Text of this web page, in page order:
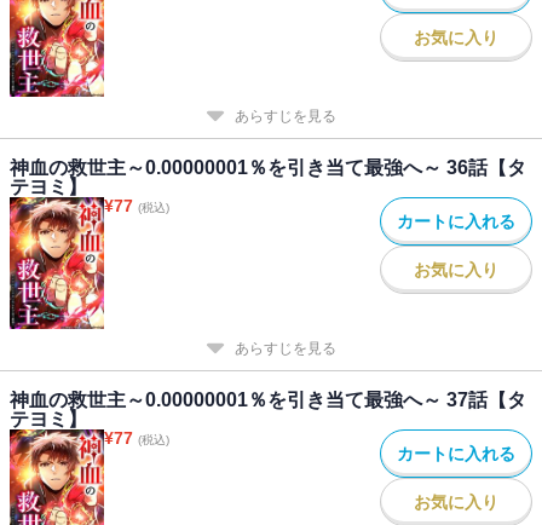
お気に入り
あらすじを見る
神血の救世主～0.00000001％を引き当て最強へ～ 36話【タ
テヨミ】
¥77 (税込)
カートに入れる
お気に入り
あらすじを見る
神血の救世主～0.00000001％を引き当て最強へ～ 37話【タ
テヨミ】
¥77 (税込)
カートに入れる
お気に入り